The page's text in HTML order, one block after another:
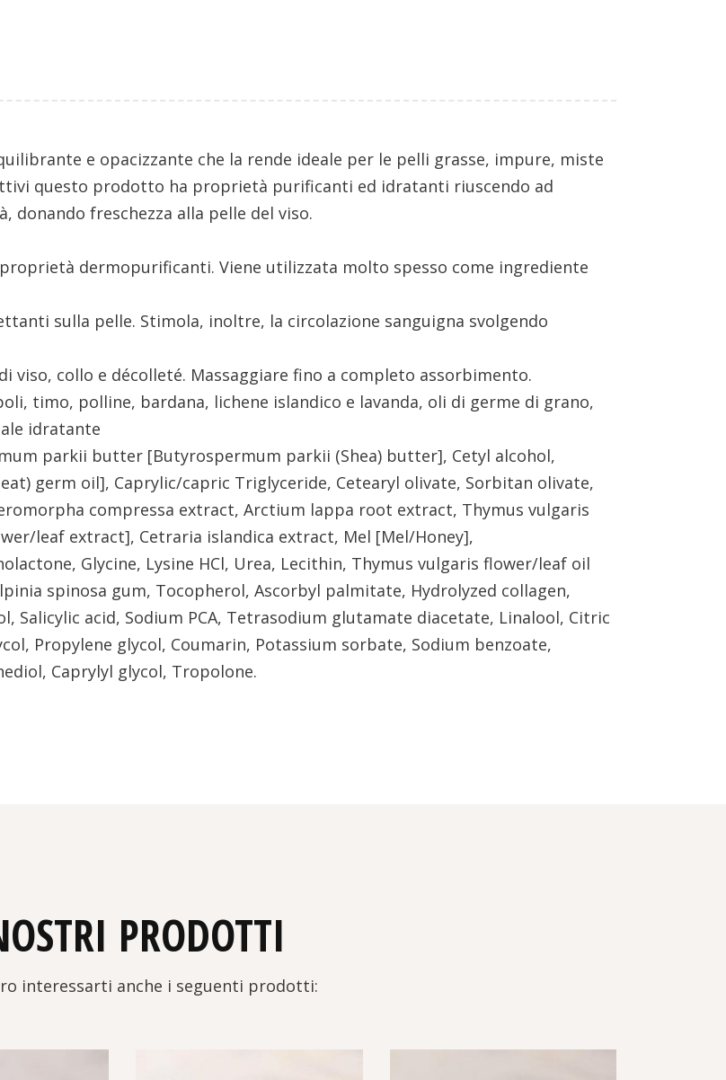
e opacizzante che la rende ideale per le pelli grasse, impure, miste
questo prodotto ha proprietà purificanti ed idratanti riuscendo ad
freschezza alla pelle del viso.
dermopurificanti. Viene utilizzata molto spesso come ingrediente
sulla pelle. Stimola, inoltre, la circolazione sanguigna svolgendo
viso, collo e décolleté. Massaggiare fino a completo assorbimento.
timo, polline, bardana, lichene islandico e lavanda, oli di germe di grano,
idratante
parkii butter [Butyrospermum parkii (Shea) butter], Cetyl alcohol,
germ oil], Caprylic/capric Triglyceride, Cetearyl olivate, Sorbitan olivate,
compressa extract, Arctium lappa root extract, Thymus vulgaris
leaf extract], Cetraria islandica extract, Mel [Mel/Honey],
Glycine, Lysine HCl, Urea, Lecithin, Thymus vulgaris flower/leaf oil
spinosa gum, Tocopherol, Ascorbyl palmitate, Hydrolyzed collagen,
Salicylic acid, Sodium PCA, Tetrasodium glutamate diacetate, Linalool, Citric
Propylene glycol, Coumarin, Potassium sorbate, Sodium benzoate,
Caprylyl glycol, Tropolone.
PRODOTTI
interessarti anche i seguenti prodotti: